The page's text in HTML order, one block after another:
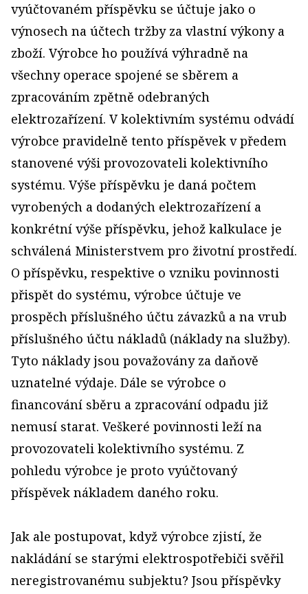
vyúčtovaném příspěvku se účtuje jako o
výnosech na účtech tržby za vlastní výkony a
zboží. Výrobce ho používá výhradně na
všechny operace spojené se sběrem a
zpracováním zpětně odebraných
elektrozařízení. V kolektivním systému odvádí
výrobce pravidelně tento příspěvek v předem
stanovené výši provozovateli kolektivního
systému. Výše příspěvku je daná počtem
vyrobených a dodaných elektrozařízení a
konkrétní výše příspěvku, jehož kalkulace je
schválená Ministerstvem pro životní prostředí.
O příspěvku, respektive o vzniku povinnosti
přispět do systému, výrobce účtuje ve
prospěch příslušného účtu závazků a na vrub
příslušného účtu nákladů (náklady na služby).
Tyto náklady jsou považovány za daňově
uznatelné výdaje. Dále se výrobce o
financování sběru a zpracování odpadu již
nemusí starat. Veškeré povinnosti leží na
provozovateli kolektivního systému. Z
pohledu výrobce je proto vyúčtovaný
příspěvek nákladem daného roku.
Jak ale postupovat, když výrobce zjistí, že
nakládání se starými elektrospotřebiči svěřil
neregistrovanému subjektu? Jsou příspěvky